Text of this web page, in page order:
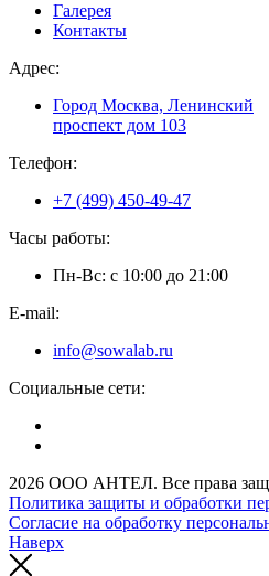
Галерея
Контакты
Адрес:
Город Москва, Ленинский
проспект дом 103
Телефон:
+7 (499) 450-49-47
Часы работы:
Пн-Вс: с 10:00 до 21:00
E-mail:
info@sowalab.ru
Социальные сети:
2026 ООО АНТЕЛ. Все права
Политика защиты и обработки
Согласие на обработку
Наверх